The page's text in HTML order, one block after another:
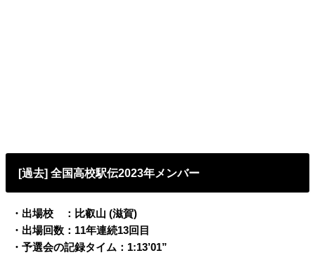
[過去] 全国高校駅伝2023年メンバー
・出場校 ：比叡山 (滋賀)
・出場回数：11年連続13回目
・予選会の記録タイム：1:13’01”